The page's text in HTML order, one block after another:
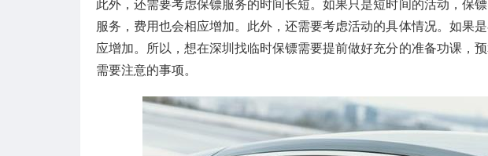
此外，还需要考虑保镖服务的时间长短。如果只是短时间的活动，保
服务，费用也会相应增加。此外，还需要考虑活动的具体情况。如果
应增加。所以，想在深圳找临时保镖需要提前做好充分的准备功课，
需要注意的事项。